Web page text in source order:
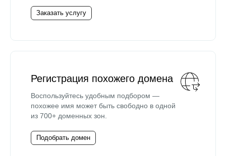
Заказать услугу
Регистрация похожего домена
Воспользуйтесь удобным подбором —
похожее имя может быть свободно в одной
из 700+ доменных зон.
Подобрать домен